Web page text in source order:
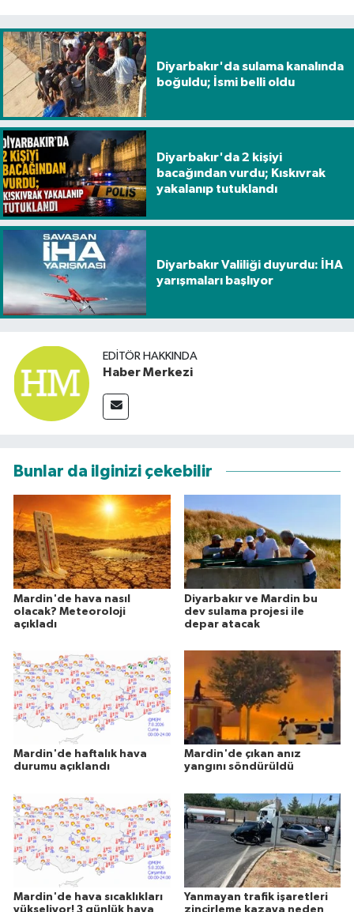
Diyarbakır'da sulama kanalında
boğuldu; İsmi belli oldu
Diyarbakır'da 2 kişiyi
bacağından vurdu; Kıskıvrak
yakalanıp tutuklandı
Diyarbakır Valiliği duyurdu: İHA
yarışmaları başlıyor
EDITÖR HAKKINDA
Haber Merkezi
Bunlar da ilginizi çekebilir
Mardin'de hava nasıl
olacak? Meteoroloji
açıkladı
Diyarbakır ve Mardin bu
dev sulama projesi ile
depar atacak
Mardin'de haftalık hava
durumu açıklandı
Mardin'de çıkan anız
yangını söndürüldü
Mardin'de hava sıcaklıkları
Yanmayan trafik işaretleri